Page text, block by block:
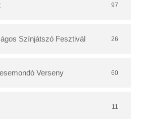
97
Színjátszó Fesztivál 26
Verseny 60
11